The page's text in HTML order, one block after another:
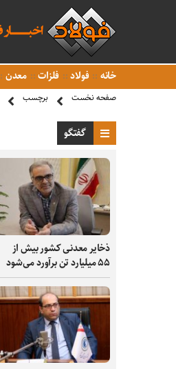
خانه فولاد فلزات معدن
صفحه نخست برچسب
گفتگو
ذخایر معدنی کشور بیش از
۵۵ میلیارد تن برآورد می‌شود